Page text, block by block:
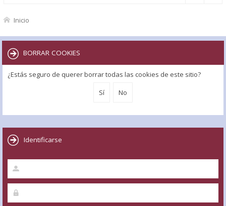
Inicio
BORRAR COOKIES
¿Estás seguro de querer borrar todas las cookies de este sitio?
Identificarse